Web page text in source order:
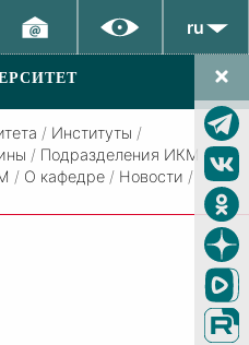
ru
/ Институты /
/ Подразделения ИКМ /
/ О кафедре / Новости /